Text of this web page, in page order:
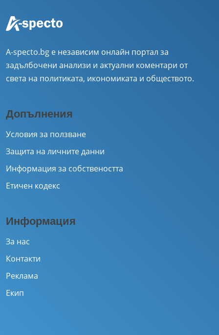
A-specto.bg е независим онлайн портал за
задълбочени анализи и актуални коментари от
света на политиката, икономиката и обществото.
Допълнения
Условия за ползване
Защита на личните данни
Информация за собствеността
Етичен кодекс
Информация
За нас
Контакти
Реклама
Екип